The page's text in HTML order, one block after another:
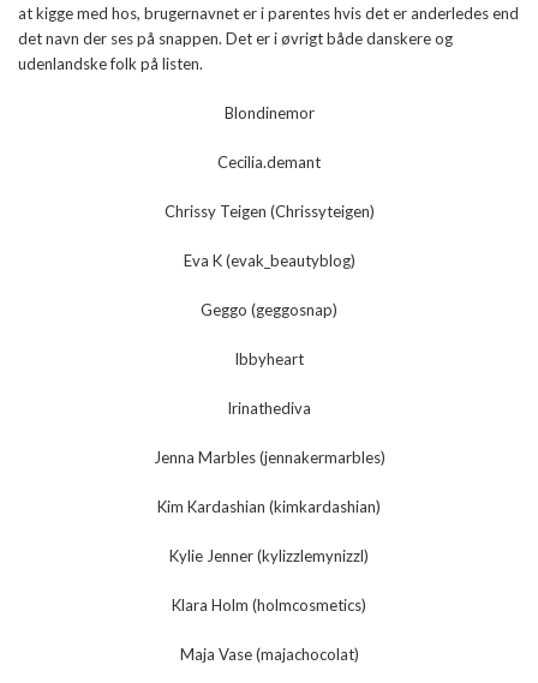
at kigge med hos, brugernavnet er i parentes hvis det er anderledes end
det navn der ses på snappen. Det er i øvrigt både danskere og
udenlandske folk på listen.
Blondinemor
Cecilia.demant
Chrissy Teigen (Chrissyteigen)
Eva K (evak_beautyblog)
Geggo (geggosnap)
Ibbyheart
Irinathediva
Jenna Marbles (jennakermarbles)
Kim Kardashian (kimkardashian)
Kylie Jenner (kylizzlemynizzl)
Klara Holm (holmcosmetics)
Maja Vase (majachocolat)